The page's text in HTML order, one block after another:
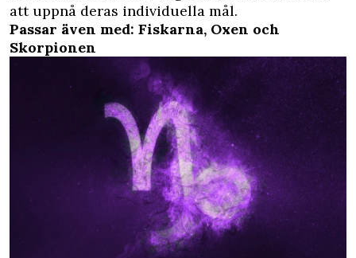
att uppnå deras individuella mål.
Passar även med: Fiskarna, Oxen och
Skorpionen